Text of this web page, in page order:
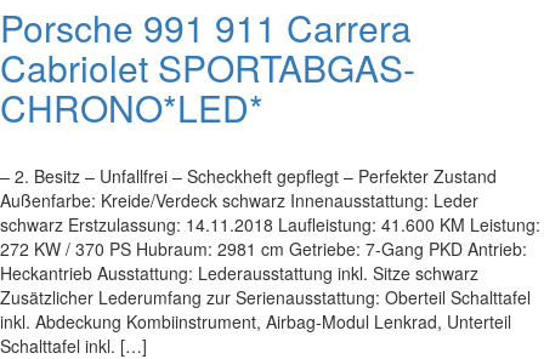
Porsche 991 911 Carrera
Cabriolet SPORTABGAS-
CHRONO*LED*
– 2. Besitz – Unfallfrei – Scheckheft gepflegt – Perfekter Zustand
Außenfarbe: Kreide/Verdeck schwarz Innenausstattung: Leder
schwarz Erstzulassung: 14.11.2018 Laufleistung: 41.600 KM Leistung:
272 KW / 370 PS Hubraum: 2981 cm Getriebe: 7-Gang PKD Antrieb:
Heckantrieb Ausstattung: Lederausstattung inkl. Sitze schwarz
Zusätzlicher Lederumfang zur Serienausstattung: Oberteil Schalttafel
inkl. Abdeckung Kombiinstrument, Airbag-Modul Lenkrad, Unterteil
Schalttafel inkl. […]